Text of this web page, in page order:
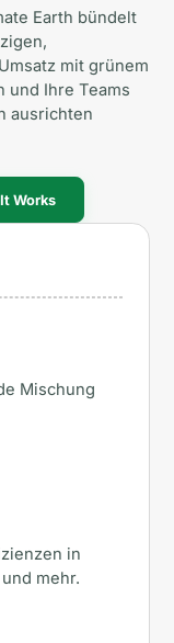
Earth bündelt
mit grünem
und Ihre Teams
ausrichten
Works
Mischung
in
mehr.